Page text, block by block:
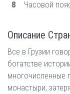
8 Часовой
Описание
Все в Грузии
богатстве
многочисленные
монастыри,